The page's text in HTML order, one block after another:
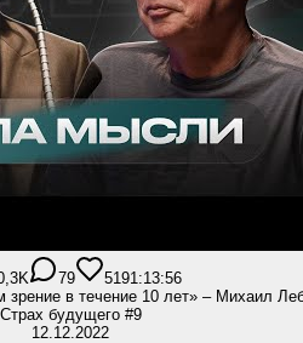
79 5191:13:56
в течение 10 лет» – Михаил
Страх будущего #9
12.12.2022